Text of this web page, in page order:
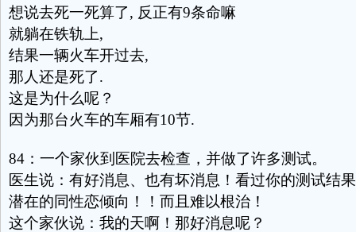
想说去死一死算了, 反正有9条命嘛
就躺在铁轨上,
结果一辆火车开过去,
那人还是死了.
这是为什么呢？
因为那台火车的车厢有10节.
84：一个家伙到医院去检查，并做了许多测试。
医生说：有好消息、也有坏消息！看过你的测试结
潜在的同性恋倾向！！而且难以根治！
这个家伙说：我的天啊！那好消息呢？